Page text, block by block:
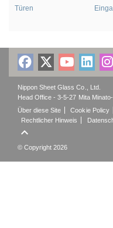
Türen
Nippon Sheet Glass Co., Ltd.
Head Office - 3-5-27 Mita
Über diese Site
Cookie Policy
Rechtlicher Hinweis

© Copyright 2026